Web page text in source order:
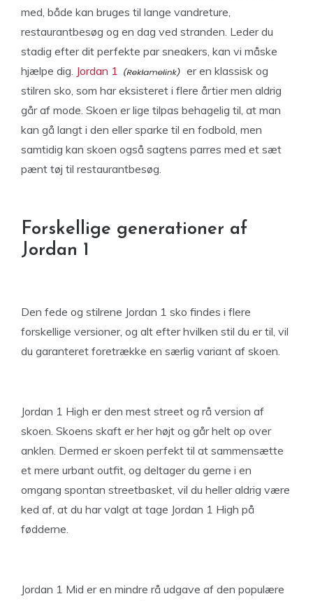
med, både kan bruges til lange vandreture,
restaurantbesøg og en dag ved stranden. Leder du
stadig efter dit perfekte par sneakers, kan vi måske
hjælpe dig. Jordan 1
er en klassisk og
stilren sko, som har eksisteret i flere årtier men aldrig
går af mode. Skoen er lige tilpas behagelig til, at man
kan gå langt i den eller sparke til en fodbold, men
samtidig kan skoen også sagtens parres med et sæt
pænt tøj til restaurantbesøg.
Forskellige generationer af
Jordan 1
Den fede og stilrene Jordan 1 sko findes i flere
forskellige versioner, og alt efter hvilken stil du er til, vil
du garanteret foretrække en særlig variant af skoen.
Jordan 1 High er den mest street og rå version af
skoen. Skoens skaft er her højt og går helt op over
anklen. Dermed er skoen perfekt til at sammensætte
et mere urbant outfit, og deltager du gerne i en
omgang spontan streetbasket, vil du heller aldrig være
ked af, at du har valgt at tage Jordan 1 High på
fødderne.
Jordan 1 Mid er en mindre rå udgave af den populære